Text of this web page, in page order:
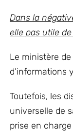
Dans la
elle pas utile
Le ministère
d’informations
Toutefois, les
universelle de
prise en